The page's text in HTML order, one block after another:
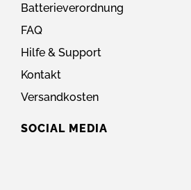
Batterieverordnung
FAQ
Hilfe & Support
Kontakt
Versandkosten
SOCIAL MEDIA